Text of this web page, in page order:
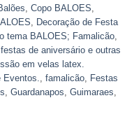
Copo BALOES
Decoração de Festa
tema BALOES; Famalicão
de aniversário e outras
em velas latex.
famalicão
Festas
Guardanapos Guimaraes